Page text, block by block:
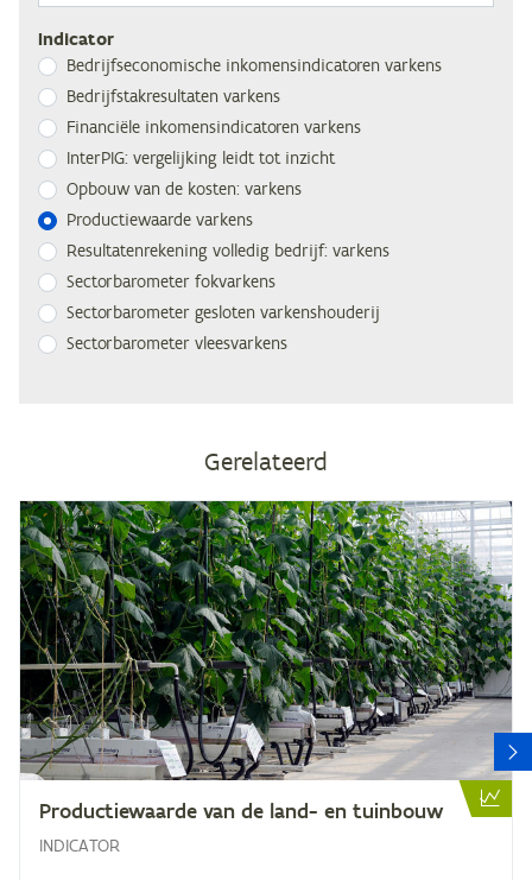
Indicator
Be­drijfs­eco­no­mi­sche in­ko­mens­in­di­ca­to­ren varkens
Be­drijfs­tak­re­sul­ta­ten varkens
Fi­nan­ci­ë­le in­ko­mens­in­di­ca­to­ren varkens
In­ter­PIG: ver­ge­lij­king leidt tot inzicht
Op­bouw van de kos­ten: varkens
Pro­duc­tie­waar­de varkens
Re­sul­ta­ten­re­ke­ning vol­le­dig be­drijf: varkens
Sec­tor­ba­ro­me­ter fokvarkens
Sec­tor­ba­ro­me­ter ge­slo­ten varkenshouderij
Sec­tor­ba­ro­me­ter vleesvarkens
Gerelateerd
Pro­duc­tie­waar­de van de land- en tuinbouw
INDICATOR